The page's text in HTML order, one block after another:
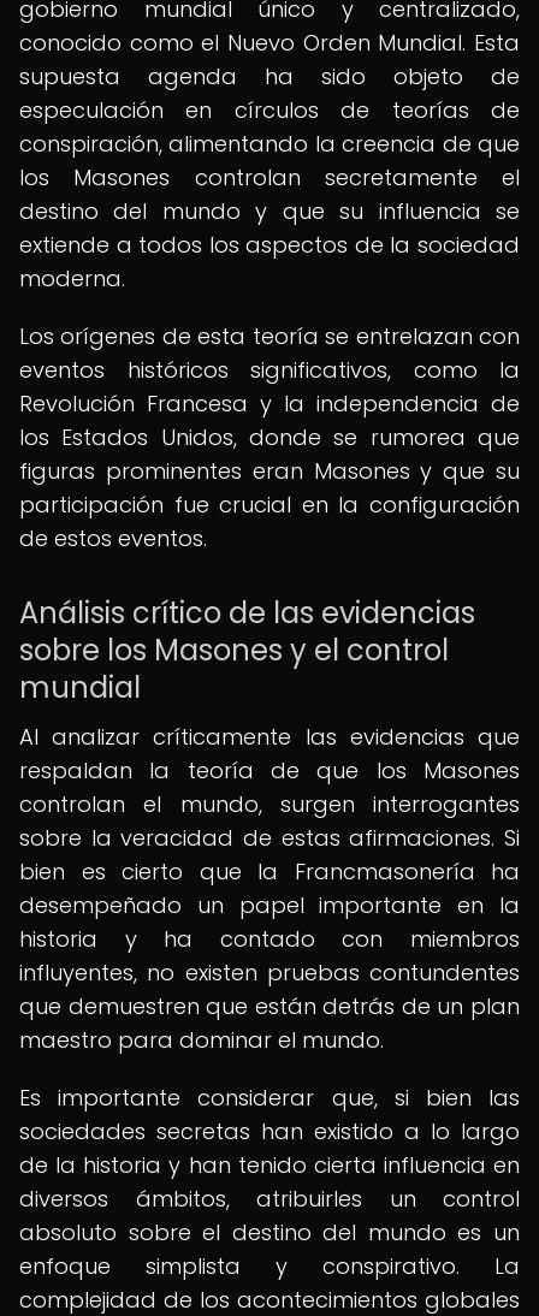
gobierno mundial único y centralizado,
conocido como el Nuevo Orden Mundial. Esta
supuesta agenda ha sido objeto de
especulación en círculos de teorías de
conspiración, alimentando la creencia de que
los Masones controlan secretamente el
destino del mundo y que su influencia se
extiende a todos los aspectos de la sociedad
moderna.
Los orígenes de esta teoría se entrelazan con
eventos históricos significativos, como la
Revolución Francesa y la independencia de
los Estados Unidos, donde se rumorea que
figuras prominentes eran Masones y que su
participación fue crucial en la configuración
de estos eventos.
Análisis crítico de las evidencias
sobre los Masones y el control
mundial
Al analizar críticamente las evidencias que
respaldan la teoría de que los Masones
controlan el mundo, surgen interrogantes
sobre la veracidad de estas afirmaciones. Si
bien es cierto que la Francmasonería ha
desempeñado un papel importante en la
historia y ha contado con miembros
influyentes, no existen pruebas contundentes
que demuestren que están detrás de un plan
maestro para dominar el mundo.
Es importante considerar que, si bien las
sociedades secretas han existido a lo largo
de la historia y han tenido cierta influencia en
diversos ámbitos, atribuirles un control
absoluto sobre el destino del mundo es un
enfoque simplista y conspirativo. La
complejidad de los acontecimientos globales